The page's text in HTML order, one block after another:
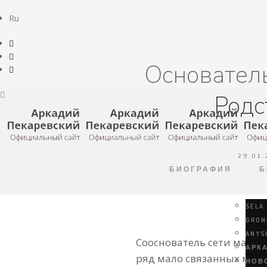
Ru
БИОГРАФИЯ
SELA
Сооснователь сети
ряд мало связанных